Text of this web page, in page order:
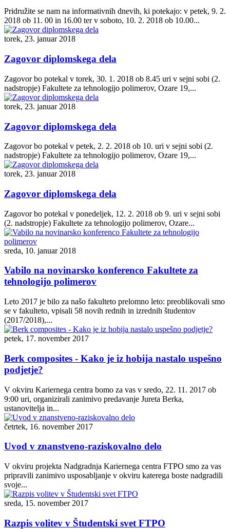
Pridružite se nam na informativnih dnevih, ki potekajo: v petek, 9. 2.
2018 ob 11. 00 in 16.00 ter v soboto, 10. 2. 2018 ob 10.00...
torek, 23. januar 2018
Zagovor diplomskega dela
Zagovor bo potekal v torek, 30. 1. 2018 ob 8.45 uri v sejni sobi (2.
nadstropje) Fakultete za tehnologijo polimerov, Ozare 19,...
torek, 23. januar 2018
Zagovor diplomskega dela
Zagovor bo potekal v petek, 2. 2. 2018 ob 10. uri v sejni sobi (2.
nadstropje) Fakultete za tehnologijo polimerov, Ozare 19,...
torek, 23. januar 2018
Zagovor diplomskega dela
Zagovor bo potekal v ponedeljek, 12. 2. 2018 ob 9. uri v sejni sobi
(2. nadstropje) Fakultete za tehnologijo polimerov, Ozare...
sreda, 10. januar 2018
Vabilo na novinarsko konferenco Fakultete za
tehnologijo polimerov
Leto 2017 je bilo za našo fakulteto prelomno leto: preoblikovali smo
se v fakulteto, vpisali 58 novih rednih in izrednih študentov
(2017/2018),...
petek, 17. november 2017
Berk composites - Kako je iz hobija nastalo uspešno
podjetje?
V okviru Kariernega centra bomo za vas v sredo, 22. 11. 2017 ob
9:00 uri, organizirali zanimivo predavanje Jureta Berka,
ustanovitelja in...
četrtek, 16. november 2017
Uvod v znanstveno-raziskovalno delo
V okviru projekta Nadgradnja Kariernega centra FTPO smo za vas
pripravili zanimivo usposabljanje v okviru katerega boste nadgradili
svoje...
sreda, 15. november 2017
Razpis volitev v Študentski svet FTPO